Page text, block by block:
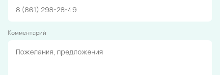
Комментарий